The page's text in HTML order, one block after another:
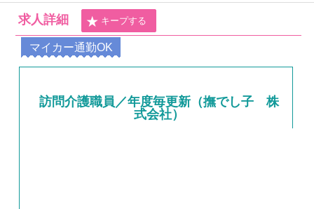
求人詳細 キープする
マイカー通勤OK
訪問介護職員／年度毎更新（撫でし子 株
式会社）